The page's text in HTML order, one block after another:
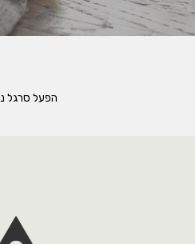
הפעל סרגל